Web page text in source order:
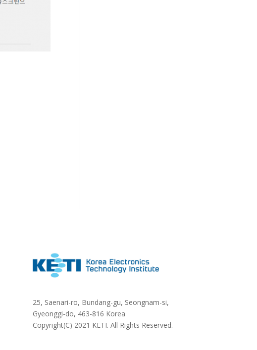
25, Saenari-ro, Bundang-gu, Seongnam-si,
Gyeonggi-do, 463-816 Korea
Copyright(C) 2021 KETI. All Rights Reserved.